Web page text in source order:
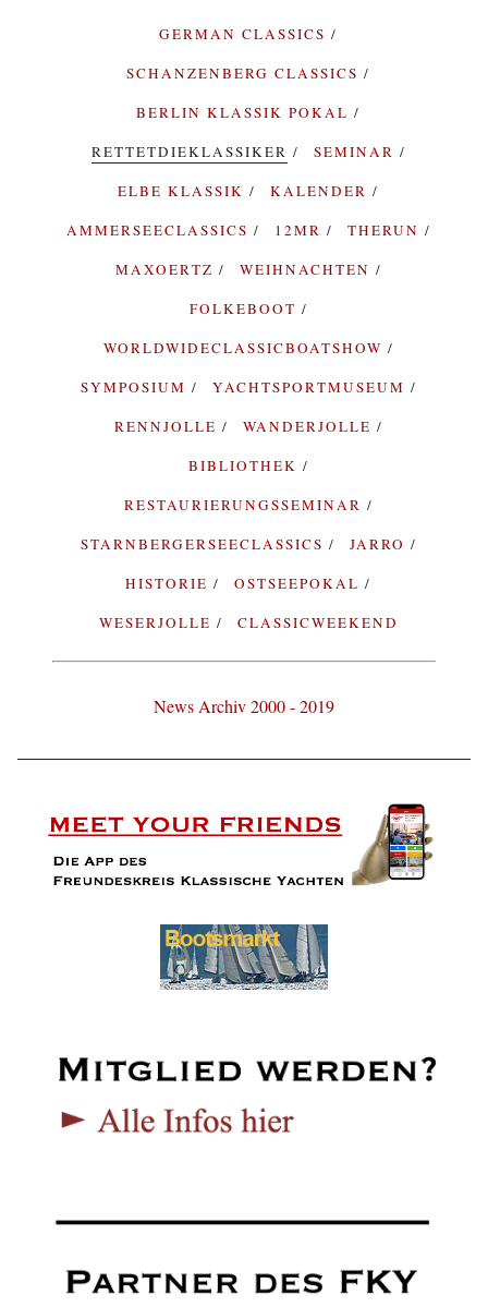
GERMAN CLASSICS
SCHANZENBERG CLASSICS
BERLIN KLASSIK POKAL
RETTETDIEKLASSIKER
SEMINAR
ELBE KLASSIK
KALENDER
AMMERSEECLASSICS
12MR
THERUN
MAXOERTZ
WEIHNACHTEN
FOLKEBOOT
WORLDWIDECLASSICBOATSHOW
SYMPOSIUM
YACHTSPORTMUSEUM
RENNJOLLE
WANDERJOLLE
BIBLIOTHEK
RESTAURIERUNGSSEMINAR
STARNBERGERSEECLASSICS
JARRO
HISTORIE
OSTSEEPOKAL
WESERJOLLE
CLASSICWEEKEND
News Archiv 2000 - 2019